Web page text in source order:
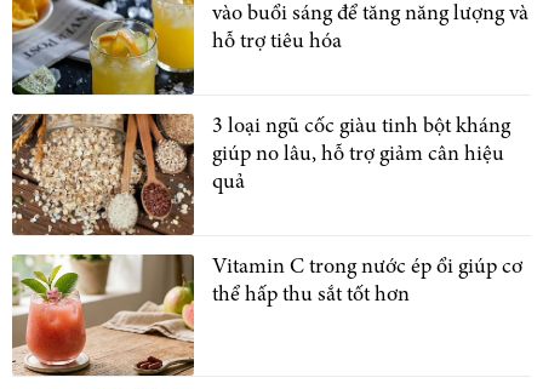
vào buổi sáng để tăng năng lượng và
hỗ trợ tiêu hóa
3 loại ngũ cốc giàu tinh bột kháng
giúp no lâu, hỗ trợ giảm cân hiệu
quả
Vitamin C trong nước ép ổi giúp cơ
thể hấp thu sắt tốt hơn